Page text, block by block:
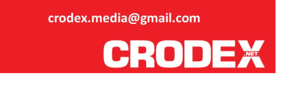
Teniski skandal u Budimpešti:
domaće igračice
FANTASTIČNA DONNA VEKIĆ U
FINALU BERLINA!